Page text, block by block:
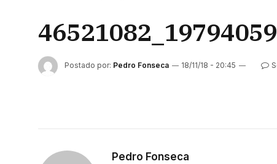
Postado por: Pedro Fonseca 18/11/18 - 20:45
Pedro Fonseca